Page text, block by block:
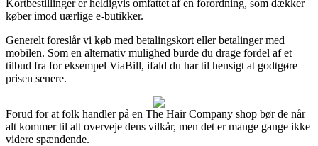
Kortbestillinger er heldigvis omfattet af en forordning, som dækker
køber imod uærlige e-butikker.
Generelt foreslår vi køb med betalingskort eller betalinger med
mobilen. Som en alternativ mulighed burde du drage fordel af et
tilbud fra for eksempel ViaBill, ifald du har til hensigt at godtgøre
prisen senere.
Forud for at folk handler på en The Hair Company shop bør de når
alt kommer til alt overveje dens vilkår, men det er mange gange ikke
videre spændende.